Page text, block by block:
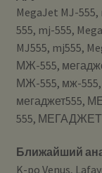
MegaJet MJ-
555, mj-555,
MJ555, mj555,
МЖ-555,
МЖ-555, мж-
мегаджет555,
555, МЕГАДЖЕТ
Ближайший
K-po Venus,